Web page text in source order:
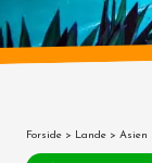
Forside > Lande > Asien